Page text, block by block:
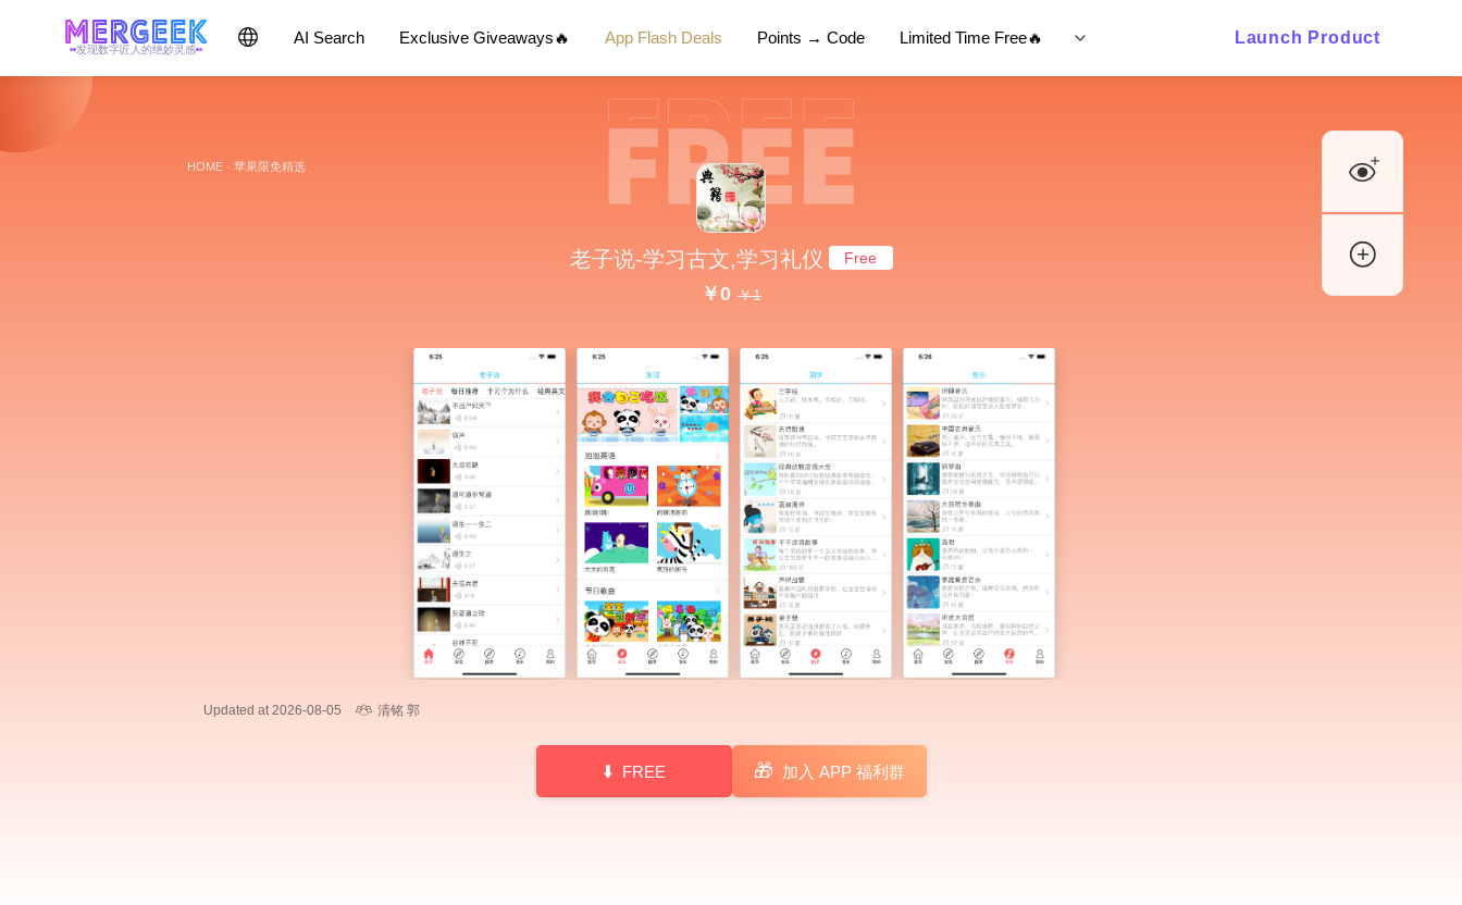
发现数字匠人的绝妙灵感
AI Search Exclusive Giveaways🔥 App Flash Deals Points → Code Limited Time Free🔥 Launch Product
HOME · 苹果限免精选
老子说-学习古文,学习礼仪 Free
￥0 ￥1
Updated at 2026-08-05 清铭 郭
FREE 🎁 加入 APP 福利群